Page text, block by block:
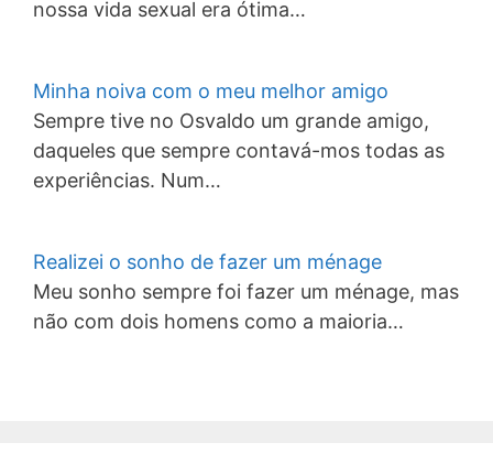
nossa vida sexual era ótima…
Minha noiva com o meu melhor amigo
Sempre tive no Osvaldo um grande amigo,
daqueles que sempre contavá-mos todas as
experiências. Num…
Realizei o sonho de fazer um ménage
Meu sonho sempre foi fazer um ménage, mas
não com dois homens como a maioria…